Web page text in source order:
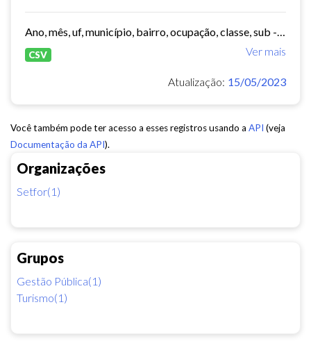
Organizações
Setfor(1)
Grupos
Gestão Pública(1)
Turismo(1)
Ver mais
CSV
Atualização: 15/05/2023
Você também pode ter acesso a esses registros usando a API (veja
Documentação da API).